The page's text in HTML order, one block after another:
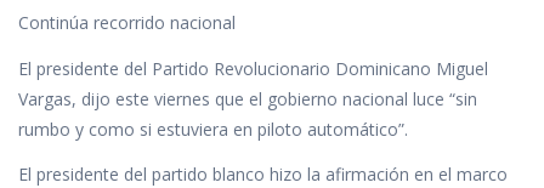
b
o
o
k
er s
A
p
p
e
dI
n
ar
ti
r
Continúa recorrido nacional
El presidente del Partido Revolucionario Dominicano Miguel
Vargas, dijo este viernes que el gobierno nacional luce “sin
rumbo y como si estuviera en piloto automático”.
El presidente del partido blanco hizo la afirmación en el marco